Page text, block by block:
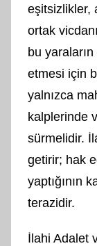
eşitsizlikler,
ortak
bu
etmesi için
yalnızca
kalplerinde
sürmelidir.
getirir; hak
yaptığının
terazidir.
İlahi Adalet